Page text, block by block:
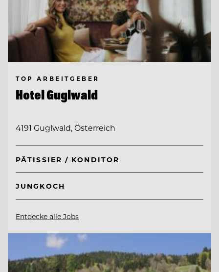
TOP ARBEITGEBER
Hotel Guglwald
4191 Guglwald, Österreich
PÂTISSIER / KONDITOR
JUNGKOCH
Entdecke alle Jobs